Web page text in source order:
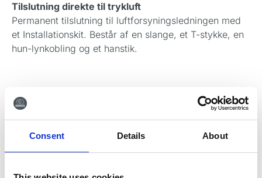
Consent Details About
Tilslutning direkte til trykluft
Permanent tilslutning til luftforsyningsledningen med
et Installationskit. Består af en slange, et T-stykke, en
hun-lynkobling og et hanstik.